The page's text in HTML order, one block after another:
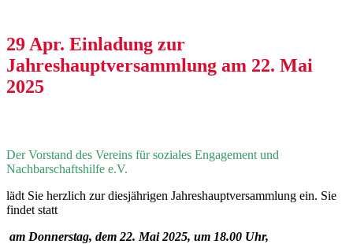
29 Apr. Einladung zur
Jahreshauptversammlung am 22. Mai
2025
Der Vorstand des Vereins für soziales Engagement und
Nachbarschaftshilfe e.V.
lädt Sie herzlich zur diesjährigen Jahreshauptversammlung ein. Sie
findet statt
am Donnerstag, dem 22. Mai 2025, um 18.00 Uhr,